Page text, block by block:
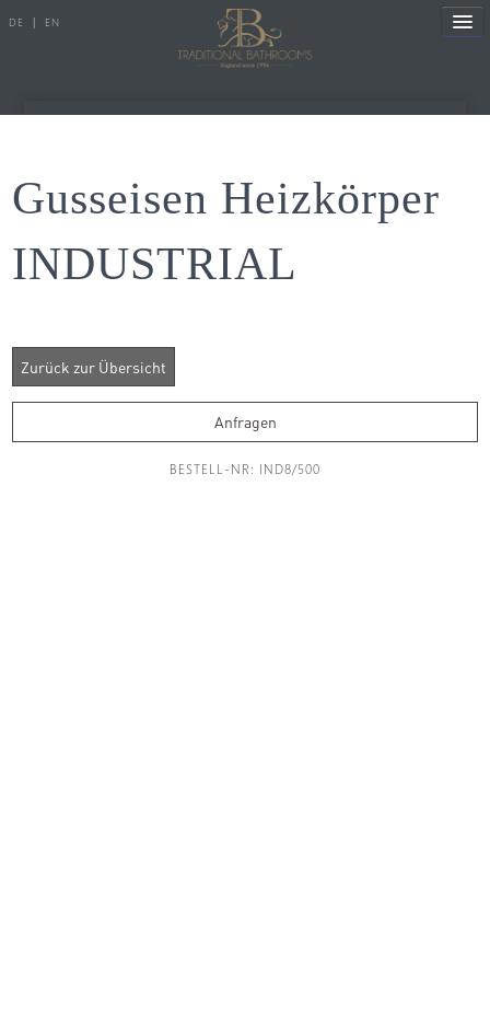
DE | EN
Duscharmaturen
Duschen
Gusseisen Heizkörper
INDUSTRIAL
Anfragen
BESTELL-NR: IND8/500